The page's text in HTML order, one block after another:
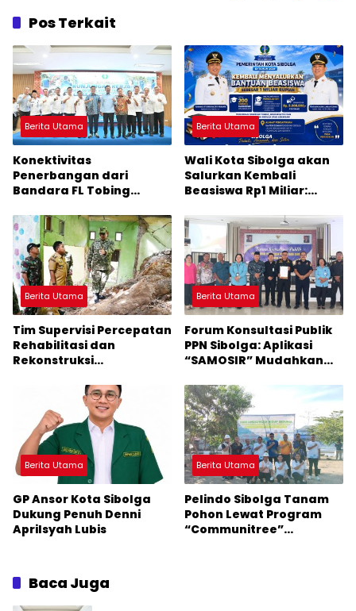
Pos Terkait
Berita Utama
Konektivitas
Penerbangan dari
Bandara FL Tobing
Jadi Perhatian Anggota
DPR RI Muhammad Lokot
Nasution
Berita Utama
Wali Kota Sibolga akan
Salurkan Kembali
Beasiswa Rp1 Miliar:
Mahasiswa Korban
Bencana
Berita Utama
Tim Supervisi Percepatan
Rehabilitasi dan
Rekonstruksi
Berita Utama
Forum Konsultasi Publik
PPN Sibolga: Aplikasi
“SAMOSIR” Mudahkan
Berita Utama
GP Ansor Kota Sibolga
Dukung Penuh Denni
Aprilsyah Lubis
Berita Utama
Pelindo Sibolga Tanam
Pohon Lewat Program
“Communitree”
Baca Juga